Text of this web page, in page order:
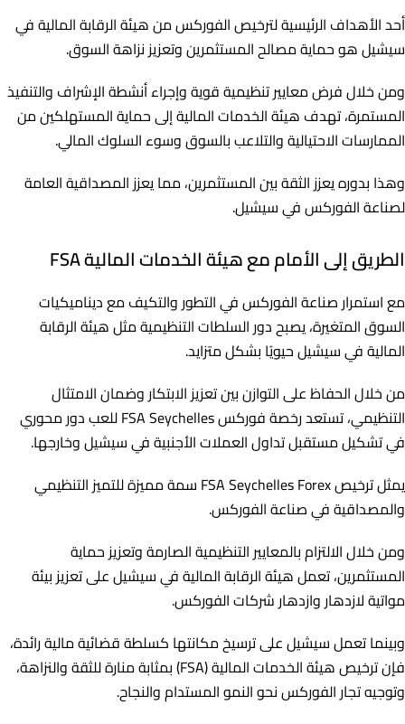
أحد الأهداف الرئيسية لترخيص الفوركس من هيئة الرقابة المالية في
سيشيل هو حماية مصالح المستثمرين وتعزيز نزاهة السوق.
ومن خلال فرض معايير تنظيمية قوية وإجراء أنشطة الإشراف والتنفيذ
المستمرة، تهدف هيئة الخدمات المالية إلى حماية المستهلكين من
الممارسات الاحتيالية والتلاعب بالسوق وسوء السلوك المالي.
وهذا بدوره يعزز الثقة بين المستثمرين، مما يعزز المصداقية العامة
لصناعة الفوركس في سيشيل.
الطريق إلى الأمام مع هيئة الخدمات المالية FSA
مع استمرار صناعة الفوركس في التطور والتكيف مع ديناميكيات
السوق المتغيرة، يصبح دور السلطات التنظيمية مثل هيئة الرقابة
المالية في سيشيل حيويًا بشكل متزايد.
من خلال الحفاظ على التوازن بين تعزيز الابتكار وضمان الامتثال
التنظيمي، تستعد رخصة فوركس FSA Seychelles للعب دور محوري
في تشكيل مستقبل تداول العملات الأجنبية في سيشيل وخارجها.
يمثل ترخيص FSA Seychelles Forex سمة مميزة للتميز التنظيمي
والمصداقية في صناعة الفوركس.
ومن خلال الالتزام بالمعايير التنظيمية الصارمة وتعزيز حماية
المستثمرين، تعمل هيئة الرقابة المالية في سيشيل على تعزيز بيئة
مواتية لازدهار وازدهار شركات الفوركس.
وبينما تعمل سيشيل على ترسيخ مكانتها كسلطة قضائية مالية رائدة،
فإن ترخيص هيئة الخدمات المالية (FSA) بمثابة منارة للثقة والنزاهة،
وتوجيه تجار الفوركس نحو النمو المستدام والنجاح.